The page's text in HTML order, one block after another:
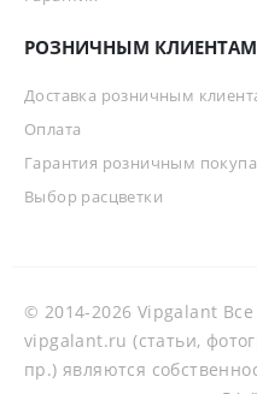
РОЗНИЧНЫМ КЛИЕНТАМ
Доставка розничным
Оплата
Гарантия розничным
Выбор расцветки
© 2014-2026 Vipgalant
vipgalant.ru (статьи,
пр.) являются